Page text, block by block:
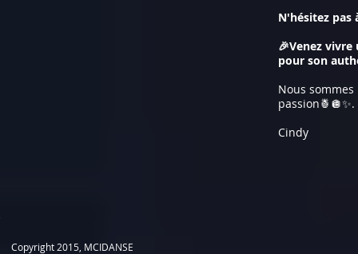
N'hésitez
🎉Venez
pour son
Nous
passion🍍🪩✨.
Cindy
​Copyright 2015, MCIDANSE